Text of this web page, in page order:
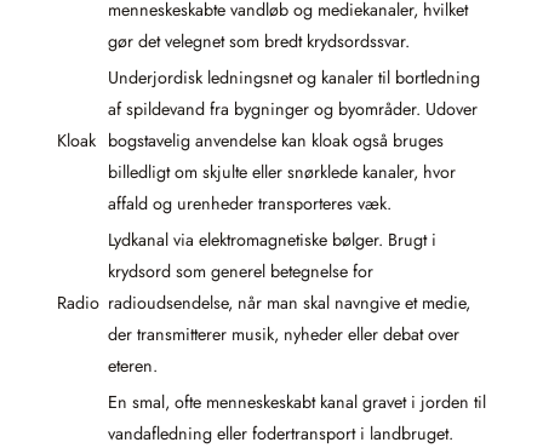
menneskeskabte vandløb og mediekanaler, hvilket
gør det velegnet som bredt krydsordssvar.
Kloak
Underjordisk ledningsnet og kanaler til bortledning
af spildevand fra bygninger og byområder. Udover
bogstavelig anvendelse kan kloak også bruges
billedligt om skjulte eller snørklede kanaler, hvor
affald og urenheder transporteres væk.
Radio
Lydkanal via elektromagnetiske bølger. Brugt i
krydsord som generel betegnelse for
radioudsendelse, når man skal navngive et medie,
der transmitterer musik, nyheder eller debat over
eteren.
En smal, ofte menneskeskabt kanal gravet i jorden til
vandafledning eller fodertransport i landbruget.